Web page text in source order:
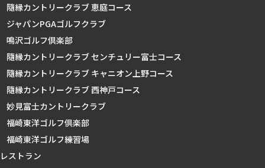
隨縁カントリークラブ 恵庭コース
ジャパンPGAゴルフクラブ
鳴沢ゴルフ倶楽部
隨縁カントリークラブ センチュリー富士コース
隨縁カントリークラブ キャニオン上野コース
隨縁カントリークラブ 西神戸コース
妙見富士カントリークラブ
福崎東洋ゴルフ倶楽部
福崎東洋ゴルフ練習場
レストラン